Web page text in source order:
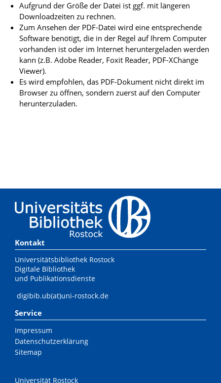
Aufgrund der Größe der Datei ist ggf. mit längeren
Downloadzeiten zu rechnen.
Zum Ansehen der PDF-Datei wird eine entsprechende
Software benötigt, die in der Regel auf Ihrem Computer
vorhanden ist oder im Internet heruntergeladen werden
kann (z.B. Adobe Reader, Foxit Reader, PDF-XChange
Viewer).
Es wird empfohlen, das PDF-Dokument nicht direkt im
Browser zu öffnen, sondern zuerst auf den Computer
herunterzuladen.
Kontakt
Universitätsbibliothek Rostock
Digitale Bibliothek
und Publikationsdienste
digibib.ub(at)uni-rostock.de
Service
Impressum
Datenschutzerklärung
Sitemap
Universität Rostock